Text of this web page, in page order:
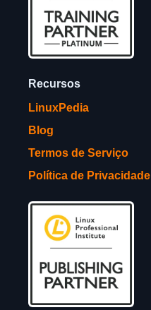
Recursos
LinuxPedia
Blog
Termos de Serviço
Política de Privacidade